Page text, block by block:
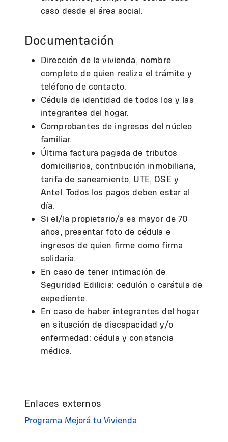
caso desde el área social.
Documentación
Dirección de la vivienda, nombre
completo de quien realiza el trámite y
teléfono de contacto.
Cédula de identidad de todos los y las
integrantes del hogar.
Comprobantes de ingresos del núcleo
familiar.
Última factura pagada de tributos
domiciliarios, contribución inmobiliaria,
tarifa de saneamiento, UTE, OSE y
Antel. Todos los pagos deben estar al
día.
Si el/la propietario/a es mayor de 70
años, presentar foto de cédula e
ingresos de quien firme como firma
solidaria.
En caso de tener intimación de
Seguridad Edilicia: cedulón o carátula de
expediente.
En caso de haber integrantes del hogar
en situación de discapacidad y/o
enfermedad: cédula y constancia
médica.
Enlaces externos
Programa Mejorá tu Vivienda